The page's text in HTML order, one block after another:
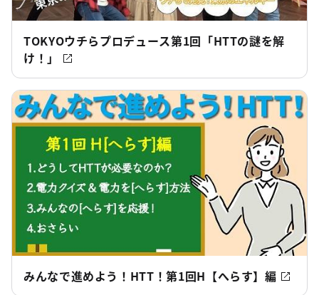
TOKYOウチらプロデュース第1回「HTTの謎を解
け！」
みんなで進めよう！HTT！第1回H【へらす】編